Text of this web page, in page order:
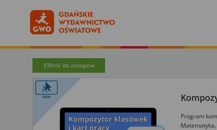
Wróć do zakupów
Program
Matematyka,